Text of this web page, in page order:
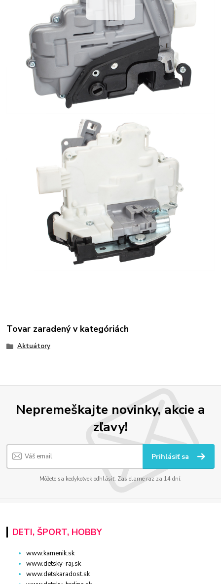
Tovar zaradený v kategóriách
Aktuátory
Nepremeškajte novinky, akcie a
zľavy!
Prihlásiť sa
Môžete sa kedykoľvek odhlásiť. Zasielame raz za 14 dní.
DETI, ŠPORT, HOBBY
www.kamenik.sk
www.detsky-raj.sk
www.detskaradost.sk